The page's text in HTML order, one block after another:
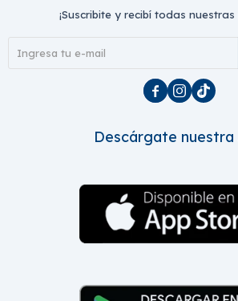
¡Suscribite y recibí todas
  
Descárgate nuestra